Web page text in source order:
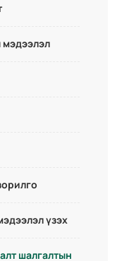
үзэх
шалгалтын